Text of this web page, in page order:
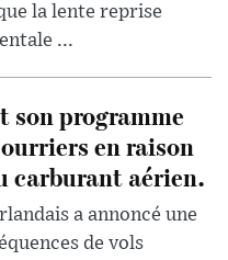
la lente reprise
...
programme
en raison
carburant aérien.
a annoncé une
de vols